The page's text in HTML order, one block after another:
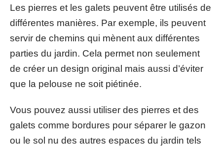
Les pierres et les galets peuvent être utilisés de
différentes manières. Par exemple, ils peuvent
servir de chemins qui mènent aux différentes
parties du jardin. Cela permet non seulement
de créer un design original mais aussi d’éviter
que la pelouse ne soit piétinée.
Vous pouvez aussi utiliser des pierres et des
galets comme bordures pour séparer le gazon
ou le sol nu des autres espaces du jardin tels